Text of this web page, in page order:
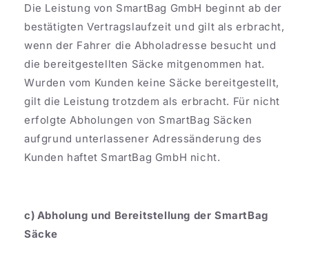
Die Leistung von SmartBag GmbH beginnt ab der
bestätigten Vertragslaufzeit und gilt als erbracht,
wenn der Fahrer die Abholadresse besucht und
die bereitgestellten Säcke mitgenommen hat.
Wurden vom Kunden keine Säcke bereitgestellt,
gilt die Leistung trotzdem als erbracht. Für nicht
erfolgte Abholungen von SmartBag Säcken
aufgrund unterlassener Adressänderung des
Kunden haftet SmartBag GmbH nicht.
c) Abholung und Bereitstellung der SmartBag
Säcke